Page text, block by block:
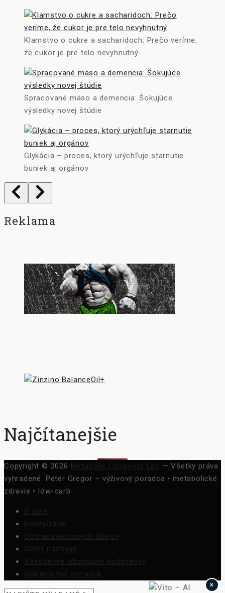
Klamstvo o cukre a sacharidoch: Prečo veríme,
že cukor je pre telo nevyhnutný
Spracované mäso a demencia: Šokujúce
výsledky novej štúdie
Glykácia – proces, ktorý urýchľuje starnutie
buniek aj orgánov
Reklama
Najčítanejšie
Copyright © 2026 Metabolic Longevity Lab — Všetky práva
vyhradené. Peter Gregor – výživový poradca • metabolické
zdravie • low-carb
O mne
Konzultácie
Ochrana osobných údajov
GDPR nástroje
Všeobecné obchodné podmienky
Reklamačný poriadok
×